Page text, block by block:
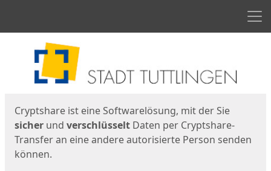
Cryptshare ist eine Softwarelösung, mit der Sie
sicher und verschlüsselt Daten per Cryptshare-
Transfer an eine andere autorisierte Person senden
können.